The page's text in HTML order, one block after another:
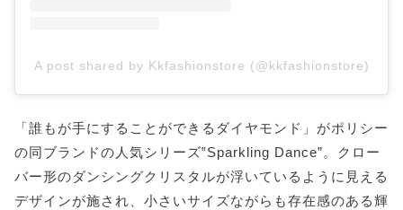
A post shared by Kkfashionstore (@kkfashionstore)
「誰もが手にすることができるダイヤモンド」がポリシー
の同ブランドの人気シリーズ‟Sparkling Dance”。クロー
バー形のダンシングクリスタルが浮いているように見える
デザインが施され、小さいサイズながらも存在感のある輝